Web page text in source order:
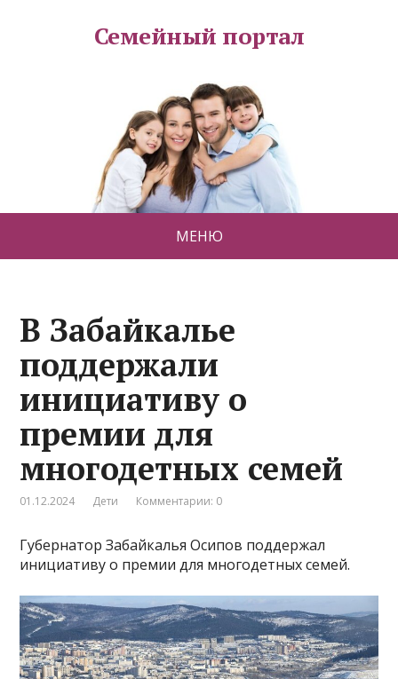
Семейный портал
МЕНЮ
В Забайкалье
поддержали
инициативу о
премии для
многодетных семей
01.12.2024 Дети Комментарии: 0
Губернатор Забайкалья Осипов поддержал
инициативу о премии для многодетных семей.